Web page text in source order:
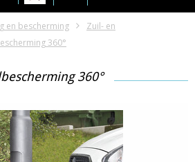
en bescherming
Zuil- en
360°
360°